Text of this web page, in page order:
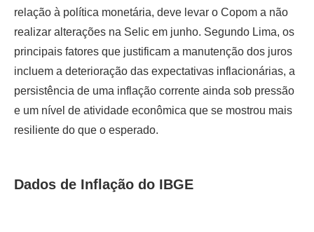
relação à política monetária, deve levar o Copom a não
realizar alterações na Selic em junho. Segundo Lima, os
principais fatores que justificam a manutenção dos juros
incluem a deterioração das expectativas inflacionárias, a
persistência de uma inflação corrente ainda sob pressão
e um nível de atividade econômica que se mostrou mais
resiliente do que o esperado.
Dados de Inflação do IBGE